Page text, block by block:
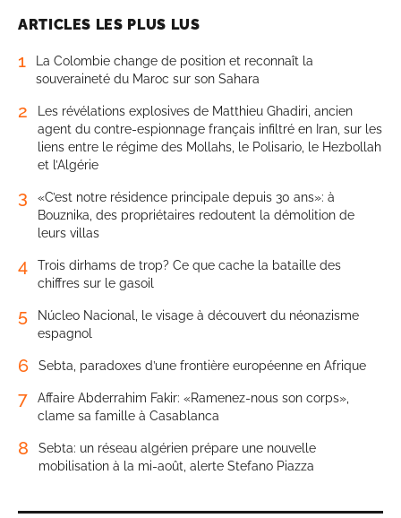
ARTICLES LES PLUS LUS
1
La Colombie change de position et reconnaît la
souveraineté du Maroc sur son Sahara
2
Les révélations explosives de Matthieu Ghadiri, ancien
agent du contre-espionnage français infiltré en Iran, sur les
liens entre le régime des Mollahs, le Polisario, le Hezbollah
et l’Algérie
3
«C’est notre résidence principale depuis 30 ans»: à
Bouznika, des propriétaires redoutent la démolition de
leurs villas
4
Trois dirhams de trop? Ce que cache la bataille des
chiffres sur le gasoil
5
Núcleo Nacional, le visage à découvert du néonazisme
espagnol
6 Sebta, paradoxes d’une frontière européenne en Afrique
7
Affaire Abderrahim Fakir: «Ramenez-nous son corps»,
clame sa famille à Casablanca
8
Sebta: un réseau algérien prépare une nouvelle
mobilisation à la mi-août, alerte Stefano Piazza